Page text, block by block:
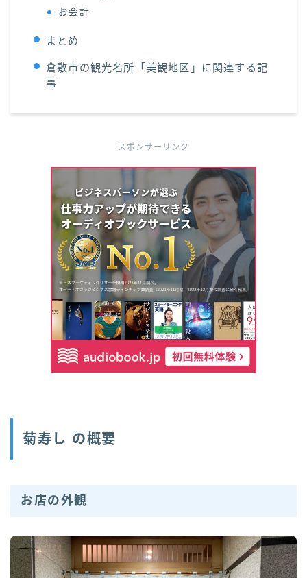
お会計
まとめ
倉敷市の観光名所「美観地区」に関連する記
事
スポンサーリンク
菊寿し の概要
お店の外観